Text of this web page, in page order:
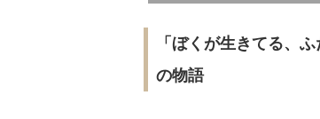
「ぼくが生きてる、
の物語